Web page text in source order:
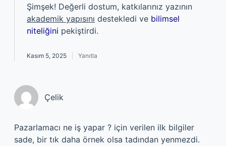
Şimşek! Değerli dostum, katkılarınız yazının
akademik yapısını destekledi ve bilimsel
niteliğini pekiştirdi.
Kasım 5, 2025 Yanıtla
Çelik
Pazarlamacı ne iş yapar ? için verilen ilk bilgiler
sade, bir tık daha örnek olsa tadından yenmezdi.